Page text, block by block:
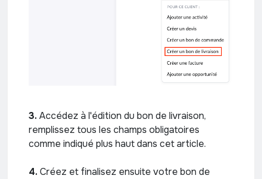
3.Accédez à l'édition du bon de livraison,
remplissez tous les champs obligatoires
comme indiqué plus haut dans cet article.
4.Créez et finalisez ensuite votre bon de